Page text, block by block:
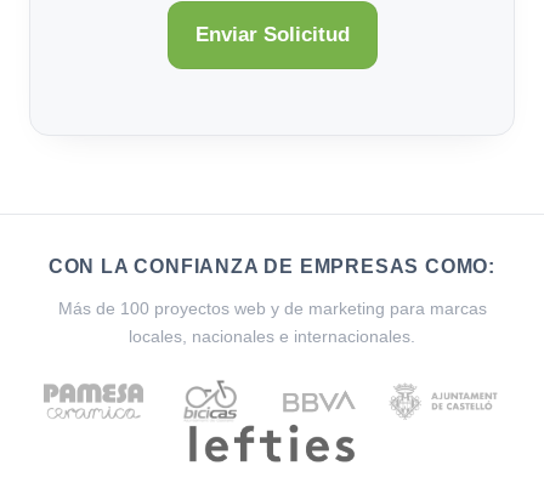
CON LA CONFIANZA DE EMPRESAS COMO:
Más de 100 proyectos web y de marketing para marcas
locales, nacionales e internacionales.